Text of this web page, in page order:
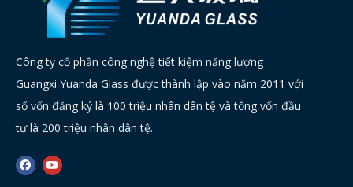
Công ty cổ phần công nghệ tiết kiệm năng lượng
Guangxi Yuanda Glass được thành lập vào năm 2011 với
số vốn đăng ký là 100 triệu nhân dân tệ và tổng vốn đầu
tư là 200 triệu nhân dân tệ.